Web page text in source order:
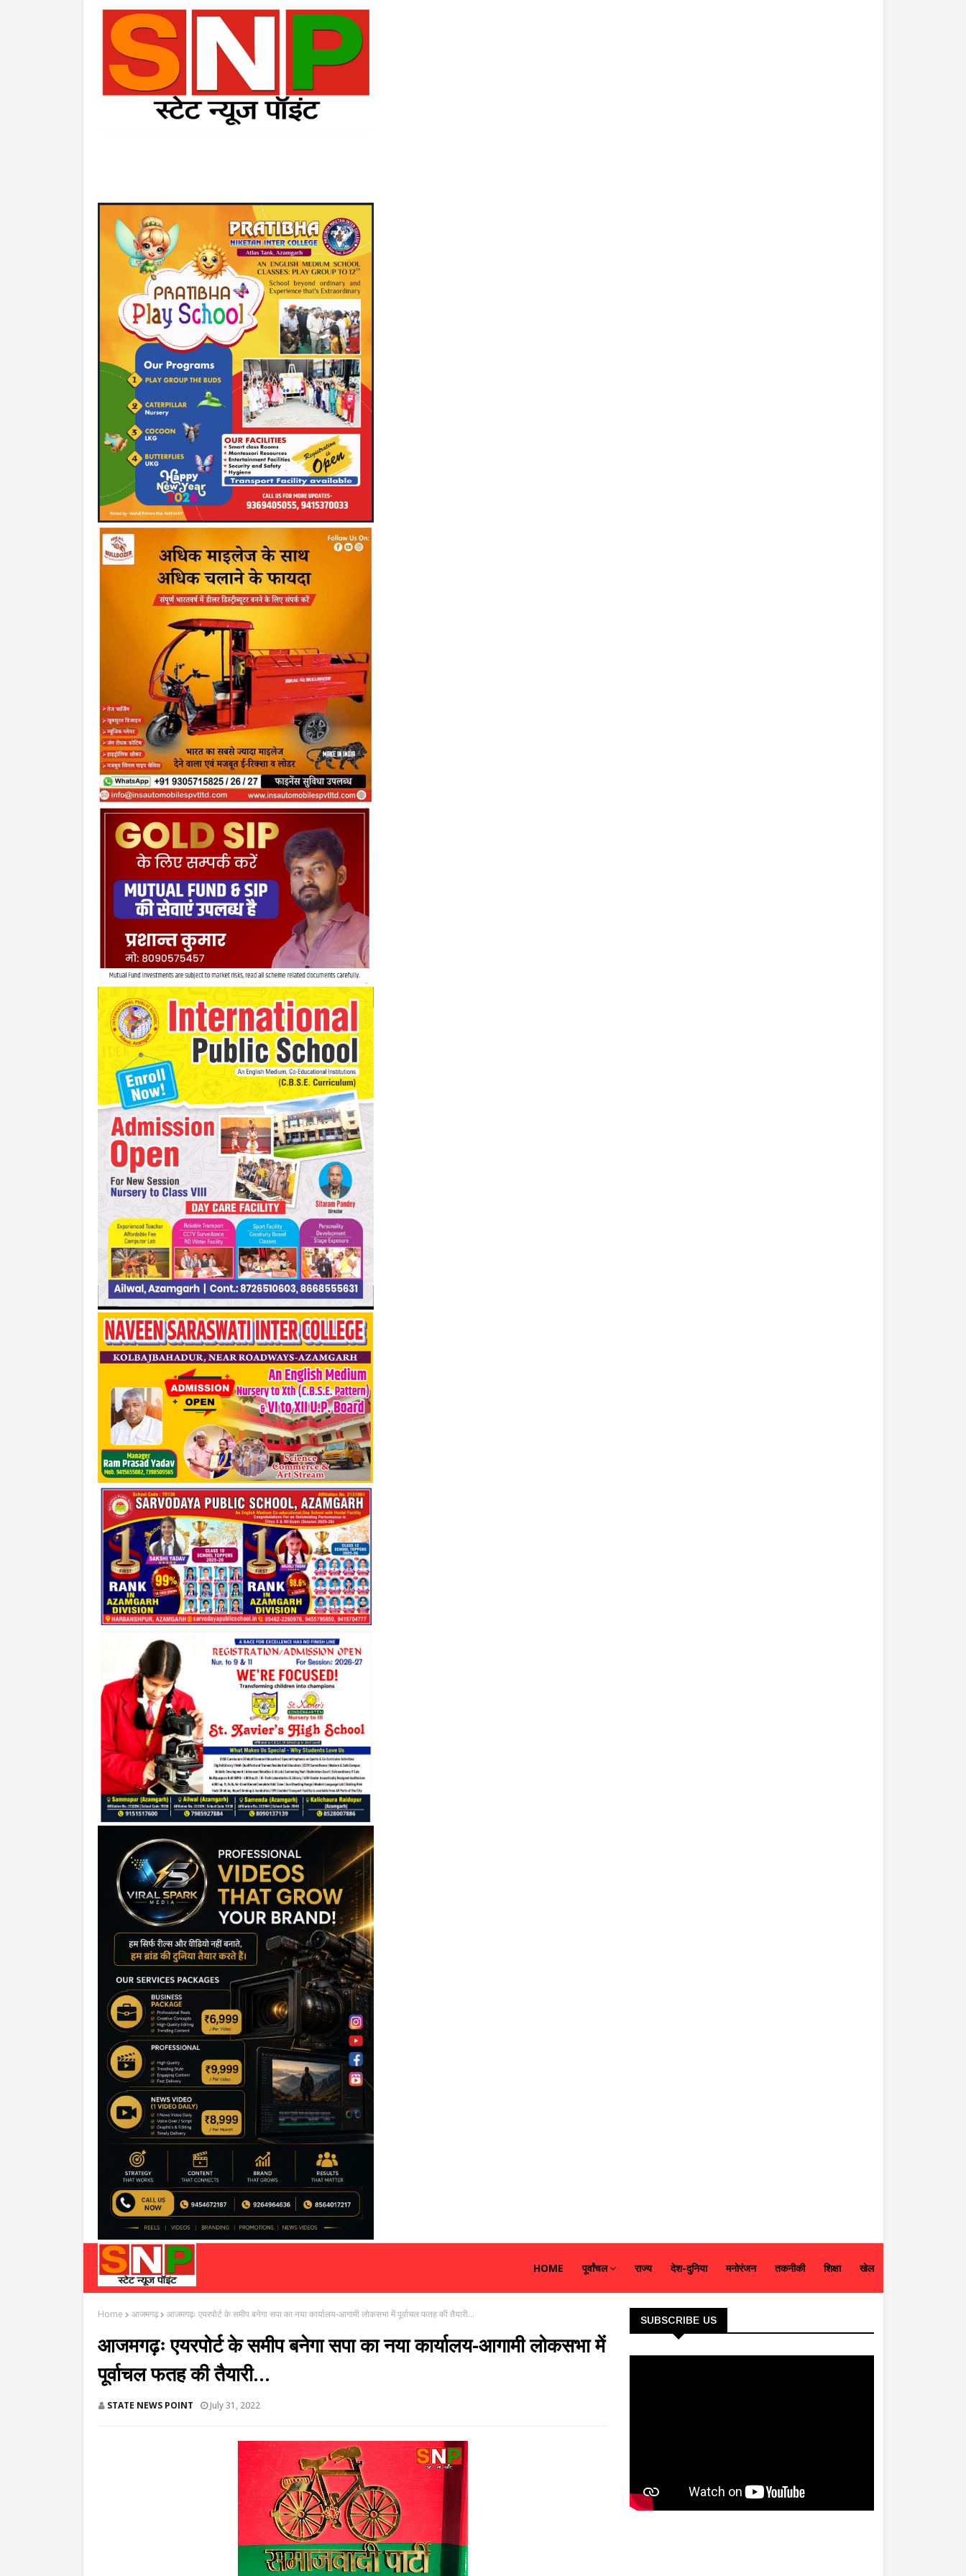
HOME पूर्वांचल राज्य देश-दुनिया मनोरंजन तकनीकी शिक्षा खेल
Home आजमगढ़ आजमगढ़ः एयरपोर्ट के समीप बनेगा सपा का नया कार्यालय-आगामी लोकसभा में पूर्वाचल फतह की तैयारी...
आजमगढ़ः एयरपोर्ट के समीप बनेगा सपा का नया कार्यालय-आगामी लोकसभा में
पूर्वाचल फतह की तैयारी...
STATE NEWS POINT July 31, 2022
SUBSCRIBE US